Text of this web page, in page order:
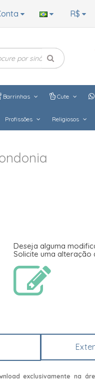
R$
Barrinhas Cute
Profissões Religiosos
Deseja alguma
Solicite uma alteração
exclusivamente na